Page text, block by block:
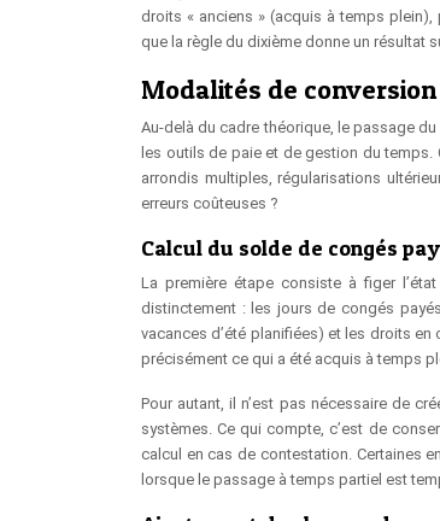
droits « anciens » (acquis à temps
que la règle du dixième donne un résultat
Modalités de
Au-delà du cadre théorique, le passage
les outils de paie et de gestion du temps.
arrondis multiples, régularisations
erreurs coûteuses ?
Calcul du solde de congés
La première étape consiste à figer
distinctement : les jours de congés
vacances d’été planifiées) et les droits
précisément ce qui a été acquis à temps
Pour autant, il n’est pas nécessaire de
systèmes. Ce qui compte, c’est de
calcul en cas de contestation. Certaines
lorsque le passage à temps partiel est